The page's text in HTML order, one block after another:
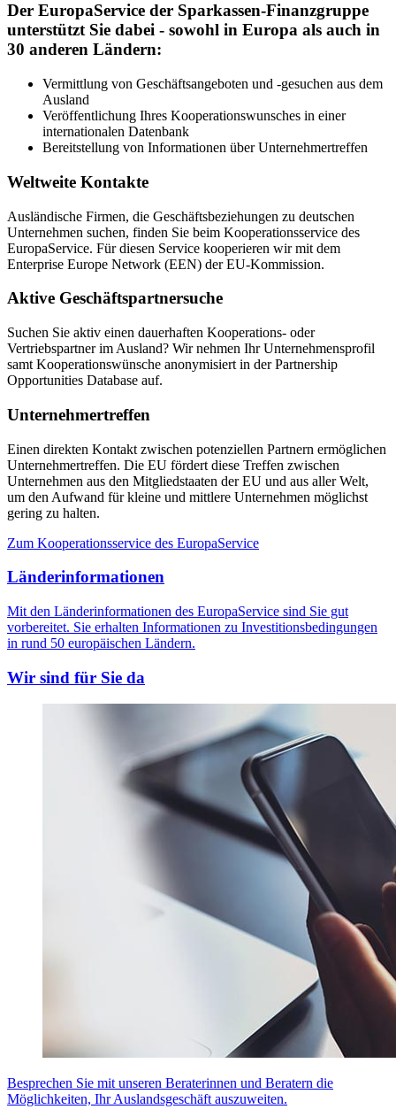
Der EuropaService der Sparkassen-Finanzgruppe
unterstützt Sie dabei - sowohl in Europa als auch in
30 anderen Ländern:
Vermittlung von Geschäftsangeboten und -gesuchen aus dem
Ausland
Veröffentlichung Ihres Kooperationswunsches in einer
internationalen Datenbank
Bereitstellung von Informationen über Unternehmertreffen
Weltweite Kontakte
Ausländische Firmen, die Geschäftsbeziehungen zu deutschen
Unternehmen suchen, finden Sie beim Kooperationsservice des
EuropaService. Für diesen Service kooperieren wir mit dem
Enterprise Europe Network (EEN) der EU-Kommission.
Aktive Geschäftspartnersuche
Suchen Sie aktiv einen dauerhaften Kooperations- oder
Vertriebspartner im Ausland? Wir nehmen Ihr Unternehmensprofil
samt Kooperationswünsche anonymisiert in der Partnership
Opportunities Database auf.
Unternehmertreffen
Einen direkten Kontakt zwischen potenziellen Partnern ermöglichen
Unternehmertreffen. Die EU fördert diese Treffen zwischen
Unternehmen aus den Mitgliedstaaten der EU und aus aller Welt,
um den Aufwand für kleine und mittlere Unternehmen möglichst
gering zu halten.
Zum Kooperationsservice des EuropaService
Länderinformationen
Mit den Länderinformationen des EuropaService sind Sie gut
vorbereitet. Sie erhalten Informationen zu Investitionsbedingungen
in rund 50 europäischen Ländern.
Wir sind für Sie da
Besprechen Sie mit unseren Beraterinnen und Beratern die
Möglichkeiten, Ihr Auslandsgeschäft auszuweiten.